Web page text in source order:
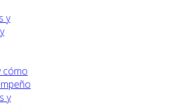
cómo